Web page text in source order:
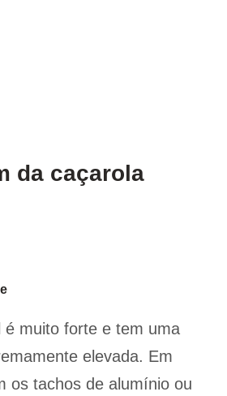
da caçarola
é muito forte e tem uma
elevada. Em
os tachos de alumínio ou